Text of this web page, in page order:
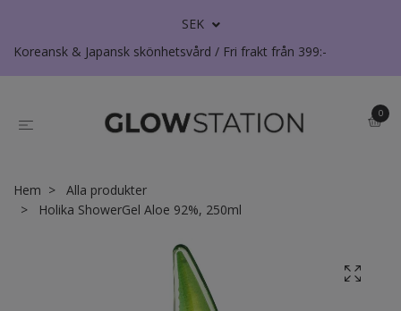
SEK
Koreansk & Japansk skönhetsvård / Fri frakt från 399:-
0
Hem
Alla produkter
Holika ShowerGel Aloe 92%, 250ml